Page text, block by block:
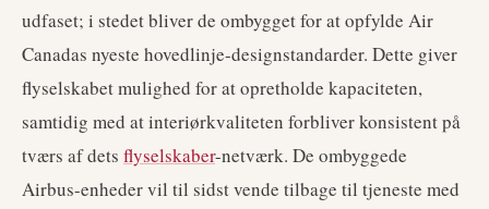
udfaset; i stedet bliver de ombygget for at opfylde Air
Canadas nyeste hovedlinje-designstandarder. Dette giver
flyselskabet mulighed for at opretholde kapaciteten,
samtidig med at interiørkvaliteten forbliver konsistent på
tværs af dets flyselskaber-netværk. De ombyggede
Airbus-enheder vil til sidst vende tilbage til tjeneste med